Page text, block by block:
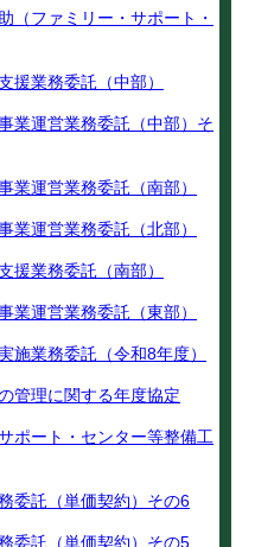
（ファミリー・サポート・
援業務委託（中部）
業運営業務委託（中部）そ
業運営業務委託（南部）
業運営業務委託（北部）
援業務委託（南部）
業運営業務委託（東部）
施業務委託（令和8年度）
管理に関する年度協定
ポート・センター等整備工
委託（単価契約）その6
委託（単価契約）その5